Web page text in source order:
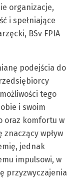
organizacje,
i spełniające
BSv FPIA
podejścia do
tego
i swoim
oraz komfortu w
wpływ
jednak
impulsowi, w
przyzwyczajenia